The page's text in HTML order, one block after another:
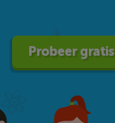
Probeer gratis